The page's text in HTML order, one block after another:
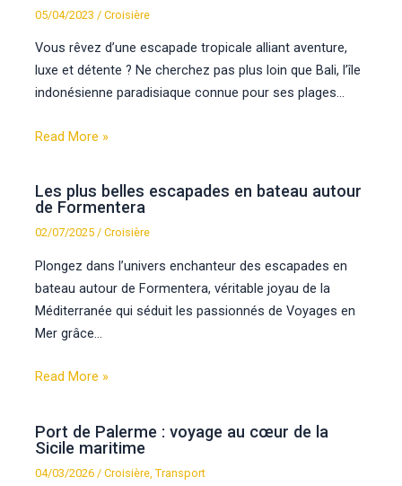
05/04/2023 /Croisière
Vous rêvez d’une escapade tropicale alliant aventure,
luxe et détente ? Ne cherchez pas plus loin que Bali, l’île
indonésienne paradisiaque connue pour ses plages…
Read More »
Les plus belles escapades en bateau autour
de Formentera
02/07/2025/Croisière
Plongez dans l’univers enchanteur des escapades en
bateau autour de Formentera, véritable joyau de la
Méditerranée qui séduit les passionnés de Voyages en
Mer grâce…
Read More »
Port de Palerme : voyage au cœur de la
Sicile maritime
04/03/2026/Croisière,Transport